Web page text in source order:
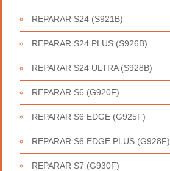
REPARAR S24 (S921B)
REPARAR S24 PLUS (S926B)
REPARAR S24 ULTRA (S928B)
REPARAR S6 (G920F)
REPARAR S6 EDGE (G925F)
REPARAR S6 EDGE PLUS (G928F)
REPARAR S7 (G930F)